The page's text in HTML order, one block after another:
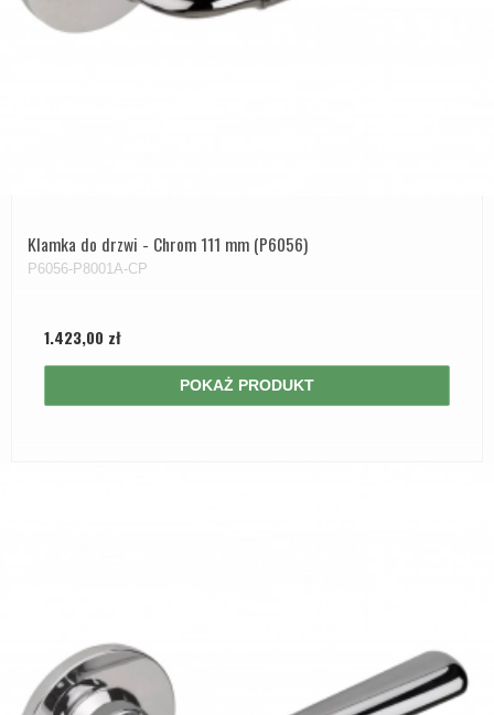
Klamka do drzwi - Chrom 111 mm (P6056)
P6056-P8001A-CP
1.423,00 zł
POKAŻ PRODUKT